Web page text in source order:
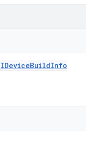
IDeviceBuildInfo